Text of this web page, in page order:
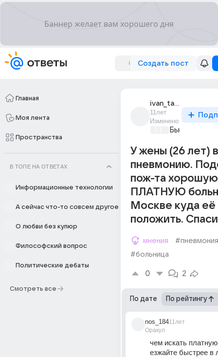
Создать пост
Главная
Моя лента
Пространства
В ТОПЕ НА ОТВЕТАХ
Информационные технологии
А сейчас что-то совсем другое
О любви без купюр
Философский вопрос
Политические дебаты
Смотреть все
ivan_taraskin_1
11лет
Изменено
Бьютилэнд
У жены (26 лет)
пневмонию.
пож-та хорошую
ПЛАТНУЮ
Москве куда
положить.
мнения
#пневмония
#больница
0 2
По дате По рейтингу
nos_184
Оракул
11лет
чем искать
езжайте быстрее в